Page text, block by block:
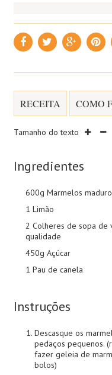
RECEITA COMO
Tamanho do texto
Ingredientes
600g Marmelos
1 Limão
2 Colheres de sopa de
qualidade
450g Açúcar
1 Pau de canela
Instruções
Descasque os
pedaços pequenos.
fazer geleia de
bolos)